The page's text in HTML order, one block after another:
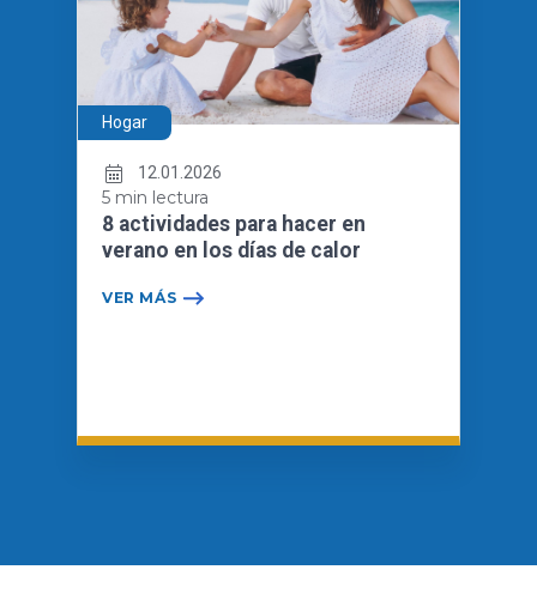
Hogar
12.01.2026
5 min lectura
8 actividades para hacer en
verano en los días de calor
VER MÁS